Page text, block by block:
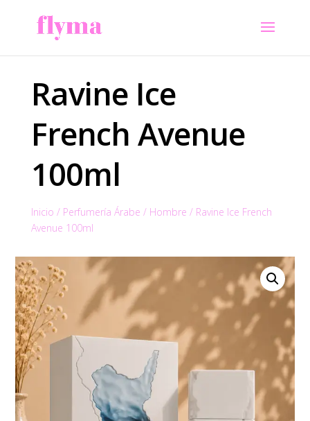
Ravine Ice
French Avenue
100ml
Inicio / Perfumería Árabe / Hombre / Ravine Ice French
Avenue 100ml